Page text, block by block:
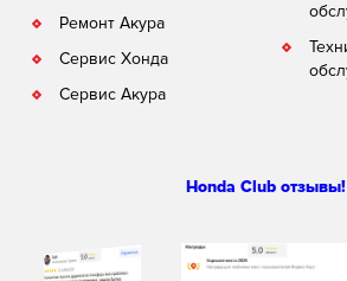
Ремонт Акура
Сервис Хонда
Сервис Акура
Honda Club отзывы!